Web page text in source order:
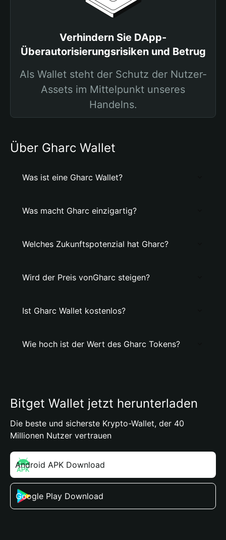
Verhindern Sie DApp-
Überautorisierungsrisiken und Betrug
Als Wallet steht der Schutz der Nutzer-
Assets im Mittelpunkt unseres
Handelns.
Über Gharc Wallet
Was ist eine Gharc Wallet?
Was macht Gharc einzigartig?
Welches Zukunftspotenzial hat Gharc?
Wird der Preis vonGharc steigen?
Ist Gharc Wallet kostenlos?
Wie hoch ist der Wert des Gharc Tokens?
Bitget Wallet jetzt herunterladen
Die beste und sicherste Krypto-Wallet, der 40
Millionen Nutzer vertrauen
Android APK Download
Google Play Download